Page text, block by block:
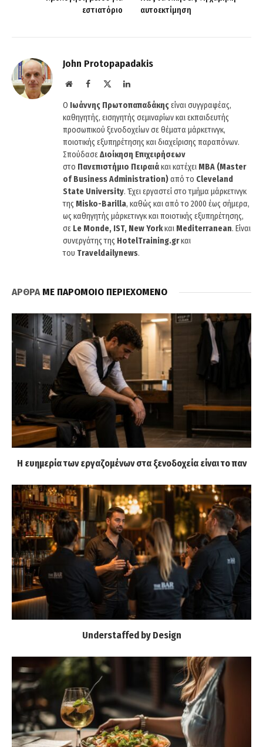
εστιατόριο
αυτοεκτίμηση
John Protopapadakis
WebsiteFacebook LinkedIn
O Ιωάννης Πρωτοπαπαδάκηςείναι συγγραφέας,
καθηγητής, εισηγητής σεμιναρίων και εκπαιδευτής
προσωπικού ξενοδοχείων σε θέματα μάρκετινγκ,
ποιοτικής εξυπηρέτησης και διαχείρισης παραπόνων.
ΣπούδασεΔιοίκηση Επιχειρήσεων
στο Πανεπιστήμιο Πειραιάκαι κατέχει MBA (Master
of Business Administration)από το Cleveland
State University. Έχει εργαστεί στο τμήμα μάρκετινγκ
της Misko-Barilla, καθώς και από το 2000 έως σήμερα,
ως καθηγητής μάρκετινγκ και ποιοτικής εξυπηρέτησης,
σε Le Monde, IST, New Yorkκαι Mediterranean. Είναι
συνεργάτης της HotelTraining.grκαι
του Traveldailynews.
ΑΡΘΡΑΜΕ ΠΑΡΟΜΟΙΟ ΠΕΡΙΕΧΟΜΕΝΟ
Η ευημερία των εργαζομένων στα ξενοδοχεία είναι το παν
Understaffed by Design